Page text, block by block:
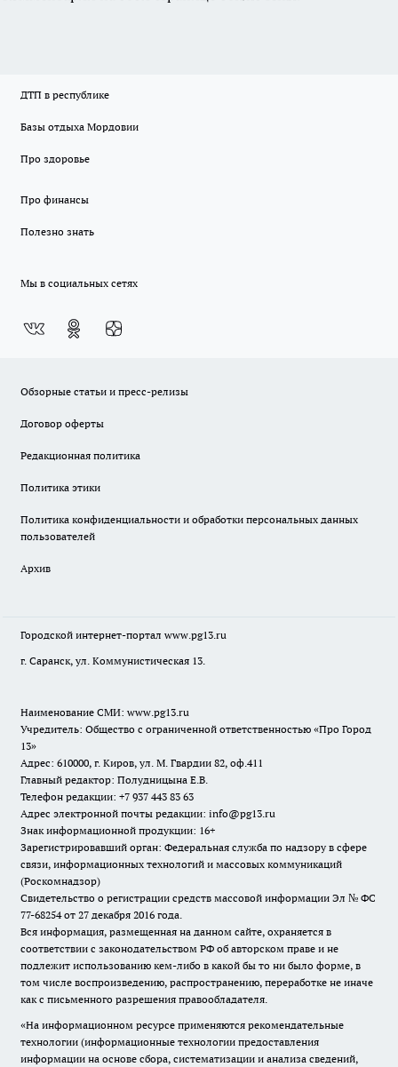
ДТП в республике
Базы отдыха Мордовии
Про здоровье
Про финансы
Полезно знать
Мы в социальных сетях
Обзорные статьи и пресс-релизы
Договор оферты
Редакционная политика
Политика этики
Политика конфиденциальности и обработки персональных данных
пользователей
Архив
Городской интернет-портал www.pg13.ru
г. Саранск, ул. Коммунистическая 13.
Наименование СМИ: www.pg13.ru
Учредитель: Общество с ограниченной ответственностью «Про Город
13»
Адрес: 610000, г. Киров, ул. М. Гвардии 82, оф.411
Главный редактор: Полудницына Е.В.
Телефон редакции: +7 937 443 83 63
Адрес электронной почты редакции: info@pg13.ru
Знак информационной продукции: 16+
Зарегистрировавший орган: Федеральная служба по надзору в сфере
связи, информационных технологий и массовых коммуникаций
(Роскомнадзор)
Свидетельство о регистрации средств массовой информации Эл № ФС
77-68254 от 27 декабря 2016 года.
Вся информация, размещенная на данном сайте, охраняется в
соответствии с законодательством РФ об авторском праве и не
подлежит использованию кем-либо в какой бы то ни было форме, в
том числе воспроизведению, распространению, переработке не иначе
как с письменного разрешения правообладателя.
«На информационном ресурсе применяются рекомендательные
технологии (информационные технологии предоставления
информации на основе сбора, систематизации и анализа сведений,